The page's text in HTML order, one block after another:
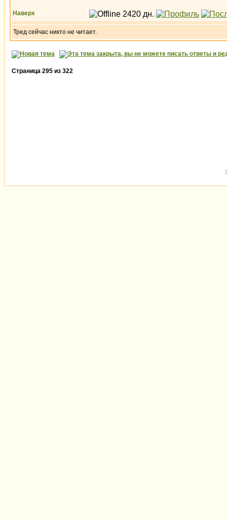
Наверх
Тред сейчас никто не читает.
Страница 295 из 322